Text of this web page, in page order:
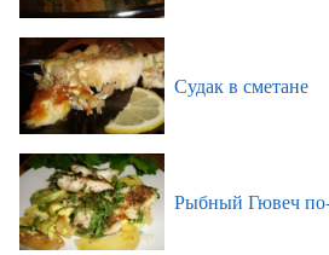
Судак в сметане
Рыбный Гювеч